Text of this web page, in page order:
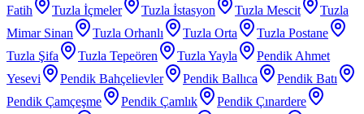
Fatih
Tuzla İçmeler Tuzla İstasyon Tuzla Mescit
Tuzla
Mimar Sinan
Tuzla Orhanlı Tuzla Orta
Tuzla Postane
Tuzla Şifa
Tuzla Tepeören Tuzla Yayla
Pendik Ahmet
Yesevi
Pendik Bahçelievler Pendik Ballıca
Pendik Batı
Pendik Çamçeşme
Pendik Çamlık
Pendik Çınardere